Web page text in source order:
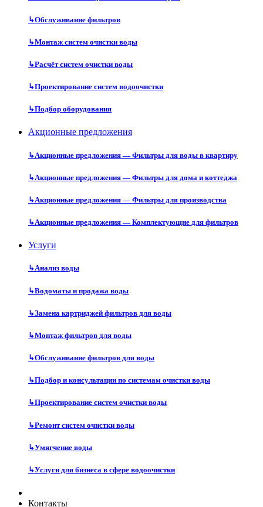
↳Обслуживание фильтров
↳Монтаж систем очистки воды
↳Расчёт систем очистки воды
↳Проектирование систем водоочистки
↳Подбор оборудования
Акционные предложения
↳Акционные предложения — Фильтры для воды в квартиру
↳Акционные предложения — Фильтры для дома и коттеджа
↳Акционные предложения — Фильтры для производства
↳Акционные предложения — Комплектующие для фильтров
Услуги
↳Анализ воды
↳Водоматы и продажа воды
↳Замена картриджей фильтров для воды
↳Монтаж фильтров для воды
↳Обслуживание фильтров для воды
↳Подбор и консультации по системам очистки воды
↳Проектирование систем очистки воды
↳Ремонт систем очистки воды
↳Умягчение воды
↳Услуги для бизнеса в сфере водоочистки
Контакты